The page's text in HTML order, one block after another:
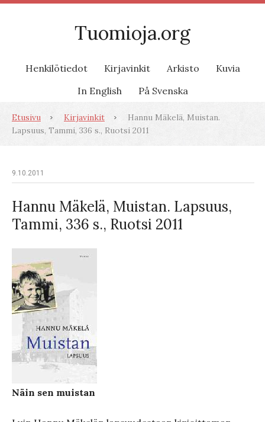
Tuomioja.org
Henkilötiedot Kirjavinkit Arkisto
Kuvia
In English
På Svenska
Etusivu Kirjavinkit
Hannu Mäkelä, Muistan.
Lapsuus, Tammi, 336 s., Ruotsi 2011
9.10.2011
Hannu Mäkelä, Muistan. Lapsuus,
Tammi, 336 s., Ruotsi 2011
Näin sen muistan